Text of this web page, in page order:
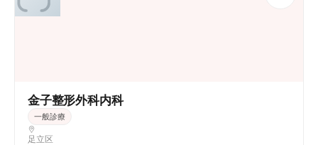
金子整形外科内科
一般診療
足立区